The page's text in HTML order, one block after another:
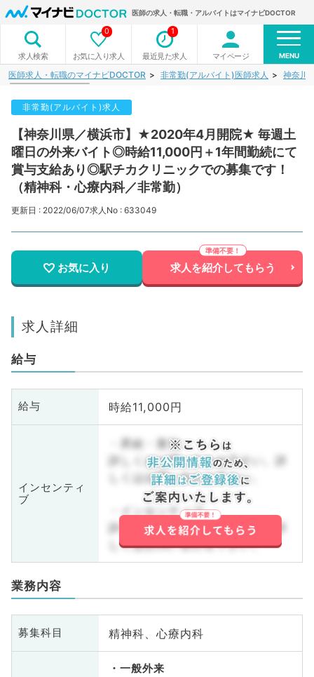
医師の求人・転職・アルバイトはマイナビDOCTOR
求人検索 お気に入り求人
0
最近見た求人
1
マイページ MENU
医師求人・転職のマイナビDOCTOR 非常勤(アルバイト)医師求人 神奈川
非常勤(アルバイト)求人
【神奈川県／横浜市】★2020年4月開院★ 毎週土
曜日の外来バイト◎時給11,000円＋1年間勤続にて
賞与支給あり◎駅チカクリニックでの募集です！
（精神科・心療内科／非常勤）
更新日 : 2022/06/07求人No : 633049
お気に入り 求人を紹介してもらう
求人詳細
給与
給与 時給11,000円
インセンティ
ブ
・昇給・賞与
詳しくはお問い合わせ下さい。詳
しくはお問い合わせ下さい。
・インセンティブ
詳しくはお問い合わせ下さい。詳
しくはお問い合わせ下さい。
業務内容
募集科目 精神科、心療内科
一般外来